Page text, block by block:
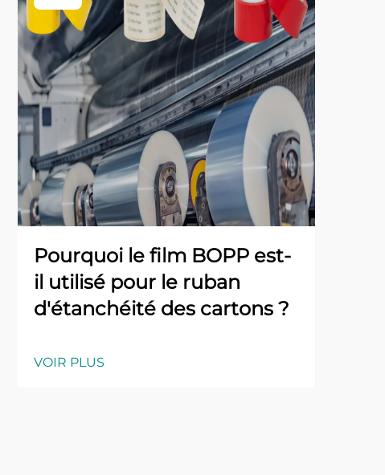
Pourquoi le film BOPP est-
il utilisé pour le ruban
d'étanchéité des cartons ?
VOIR PLUS